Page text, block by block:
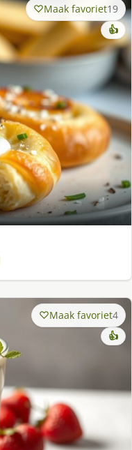
Maak favoriet19
👍
Maak favoriet4
👍